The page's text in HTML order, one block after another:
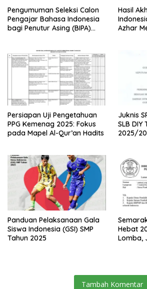
Pengumuman Seleksi Calon
Pengajar Bahasa Indonesia
bagi Penutur Asing (BIPA)
Hasil
Azhar
Persiapan Uji Pengetahuan
PPG Kemenag 2025: Fokus
pada Mapel Al-Qur’an Hadits
Juknis
SLB
2025/
Panduan Pelaksanaan Gala
Siswa Indonesia (GSI) SMP
Tahun 2025
Hebat
Lomba,
Tambah Komentar